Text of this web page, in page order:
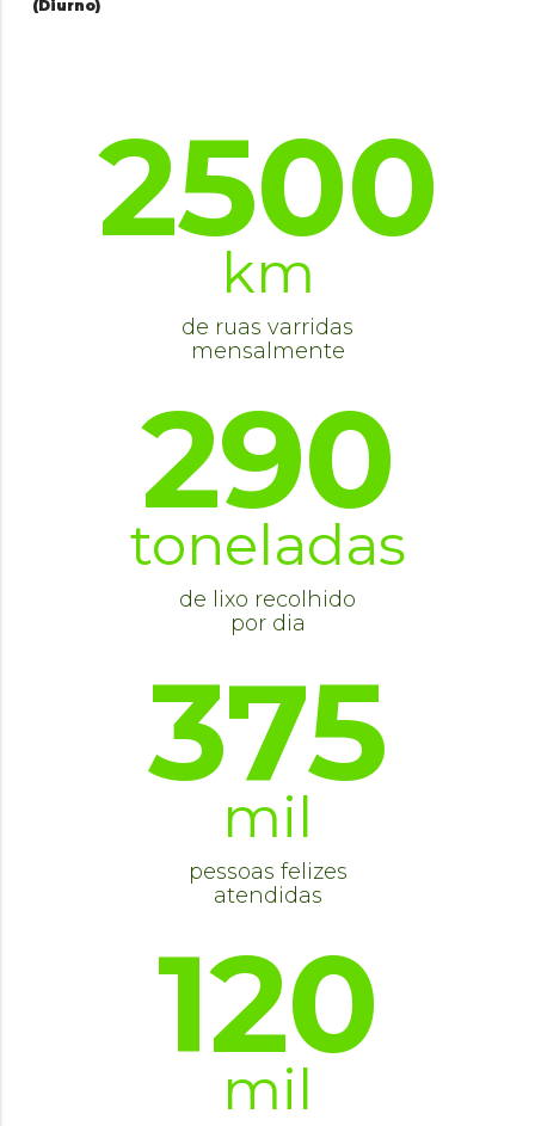
(Diurno)
2500
km
de ruas varridas
mensalmente
290
toneladas
de lixo recolhido
por dia
375
mil
pessoas felizes
atendidas
120
mil